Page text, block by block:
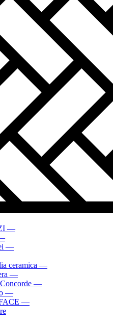
—
—
ceramica —
—
—
—
—